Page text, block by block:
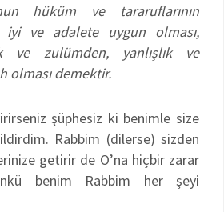
hüküm ve tararuflarının
iyi ve adalete uygun olması,
ve zulümden, yanlışlık ve
olması demektir.
şüphesiz ki benimle size
Rabbim (dilerse) sizden
getirir de O’na hiçbir zarar
benim Rabbim her şeyi